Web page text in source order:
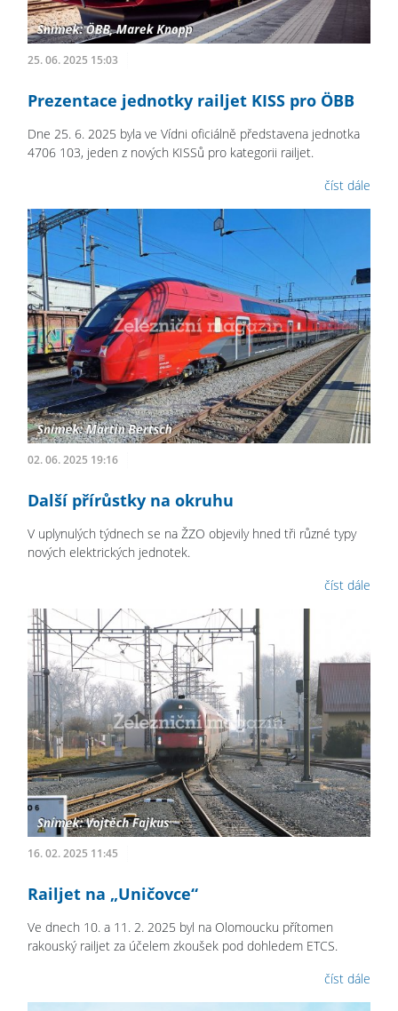
25. 06. 2025 15:03
Prezentace jednotky railjet KISS pro ÖBB
Dne 25. 6. 2025 byla ve Vídni oficiálně představena jednotka
4706 103, jeden z nových KISSů pro kategorii railjet.
číst dále
02. 06. 2025 19:16
Další přírůstky na okruhu
V uplynulých týdnech se na ŽZO objevily hned tři různé typy
nových elektrických jednotek.
číst dále
16. 02. 2025 11:45
Railjet na „Uničovce“
Ve dnech 10. a 11. 2. 2025 byl na Olomoucku přítomen
rakouský railjet za účelem zkoušek pod dohledem ETCS.
číst dále